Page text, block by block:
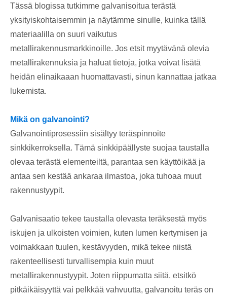
Tässä blogissa tutkimme galvanisoitua terästä
yksityiskohtaisemmin ja näytämme sinulle, kuinka tällä
materiaalilla on suuri vaikutus
metallirakennusmarkkinoille. Jos etsit myytävänä olevia
metallirakennuksia ja haluat tietoja, jotka voivat lisätä
heidän elinaikaaan huomattavasti, sinun kannattaa jatkaa
lukemista.
Mikä on galvanointi?
Galvanointiprosessiin sisältyy teräspinnoite
sinkkikerroksella. Tämä sinkkipäällyste suojaa taustalla
olevaa terästä elementeiltä, ​​parantaa sen käyttöikää ja
antaa sen kestää ankaraa ilmastoa, joka tuhoaa muut
rakennustyypit.
Galvanisaatio tekee taustalla olevasta teräksestä myös
iskujen ja ulkoisten voimien, kuten lumen kertymisen ja
voimakkaan tuulen, kestävyyden, mikä tekee niistä
rakenteellisesti turvallisempia kuin muut
metallirakennustyypit. Joten riippumatta siitä, etsitkö
pitkäikäisyyttä vai pelkkää vahvuutta, galvanoitu teräs on